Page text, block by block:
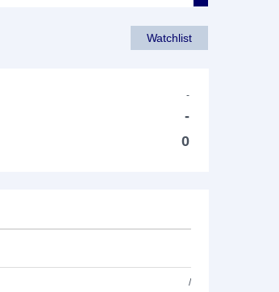
Watchlist
-
-
0
/